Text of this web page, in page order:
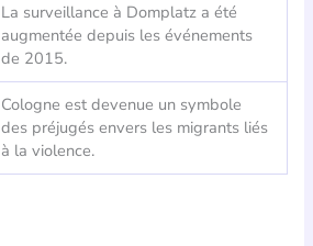
La surveillance à Domplatz a été
augmentée depuis les événements
de 2015.
Cologne est devenue un symbole
des préjugés envers les migrants liés
à la violence.